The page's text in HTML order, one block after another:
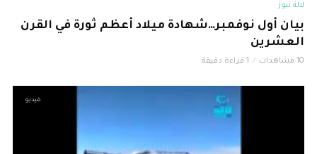
لالة نيوز
بيان أول نوفمبر…شهادة ميلاد أعظم ثورة في القرن
العشرين
10 مشاهدات 1 قراءة دقيقة
فيديو